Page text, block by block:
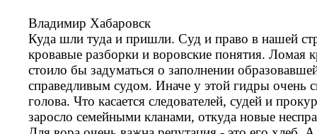
Владимир Хабаровск
Куда шли туда и пришли. Суд и право в нашей
кровавые разборки и воровские понятия. Ломая
стоило бы задуматься о заполнении
справедливым судом. Иначе у этой гидры очень
голова. Что касается следователей, судей и
заросло семейными кланами, откуда новые